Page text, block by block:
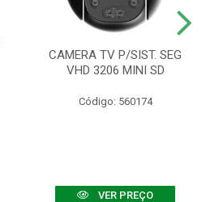
CAMERA TV P/SIST. SEG
VHD 3206 MINI SD
Código: 560174
VER PREÇO